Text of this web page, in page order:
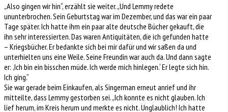
„Also gingen wir hin“, erzählt sie weiter. „Und Lemmy redete
ununterbrochen. Sein Geburtstag war im Dezember, und das war ein paar
Tage später. Ich hatte ihm ein paar alte deutsche Bücher gekauft, die
ihn sehr interessierten. Das waren Antiquitäten, die ich gefunden hatte
– Kriegsbücher. Er bedankte sich bei mir dafür und wir saßen da und
unterhielten uns eine Weile. Seine Freundin war auch da. Und dann sagte
er: ,Ich bin ein bisschen müde. Ich werde mich hinlegen.‘ Er legte sich hin.
Ich ging.“
Sie war gerade beim Einkaufen, als Singerman erneut anrief und ihr
mitteilte, dass Lemmy gestorben sei. „Ich konnte es nicht glauben. Ich
lief herum, im Kreis herum und merkte es nicht. Unglaublich! Ich hatte